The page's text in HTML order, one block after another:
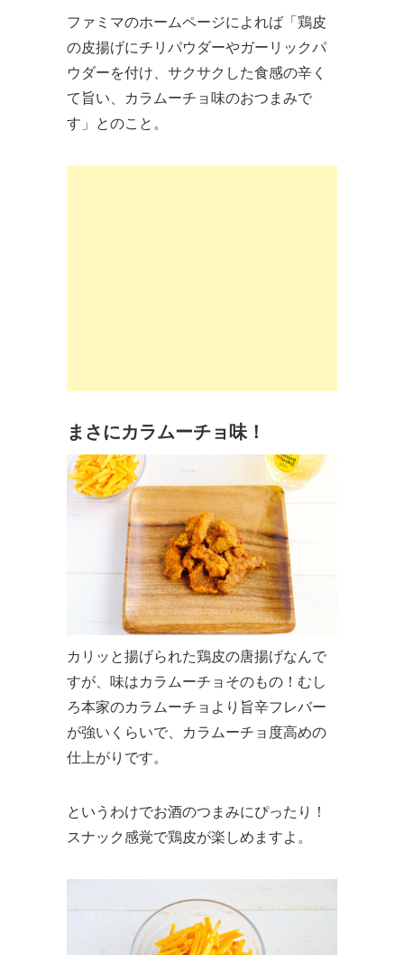
ファミマのホームページによれば「鶏皮
の皮揚げにチリパウダーやガーリックパ
ウダーを付け、サクサクした食感の辛く
て旨い、カラムーチョ味のおつまみで
す」とのこと。
まさにカラムーチョ味！
カリッと揚げられた鶏皮の唐揚げなんで
すが、味はカラムーチョそのもの！むし
ろ本家のカラムーチョより旨辛フレバー
が強いくらいで、カラムーチョ度高めの
仕上がりです。
というわけでお酒のつまみにぴったり！
スナック感覚で鶏皮が楽しめますよ。